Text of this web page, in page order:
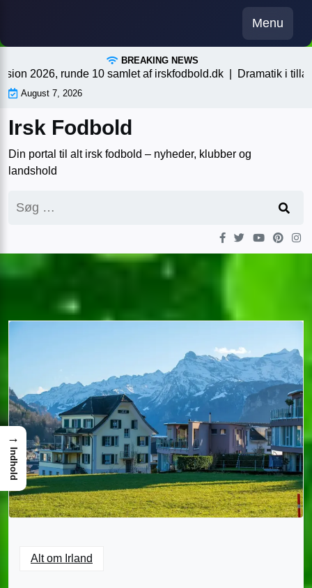
content
Menu
BREAKING NEWS
runde 10 samlet af irskfodbold.dk |Dramatik i
August 7, 2026
Irsk Fodbold
Din portal til alt irsk fodbold – nyheder, klubber og
landshold
efter:
Alt om Irland
→
Indhold